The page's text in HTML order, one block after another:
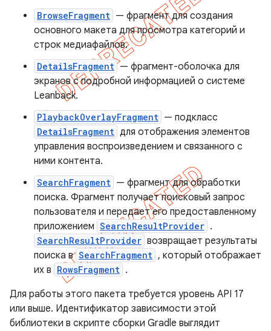
BrowseFragment — фрагмент для создания
основного макета для просмотра категорий и
строк медиафайлов.
DetailsFragment — фрагмент-оболочка для
экранов с подробной информацией о системе
Leanback.
PlaybackOverlayFragment — подкласс
DetailsFragment для отображения элементов
управления воспроизведением и связанного с
ними контента.
SearchFragment — фрагмент для обработки
поиска. Фрагмент получает поисковый запрос
пользователя и передает его предоставленному
приложением SearchResultProvider .
SearchResultProvider возвращает результаты
поиска в SearchFragment , который отображает
их в RowsFragment .
Для работы этого пакета требуется уровень API 17
или выше. Идентификатор зависимости этой
библиотеки в скрипте сборки Gradle выглядит